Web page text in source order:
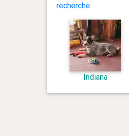
recherche.
Indiana